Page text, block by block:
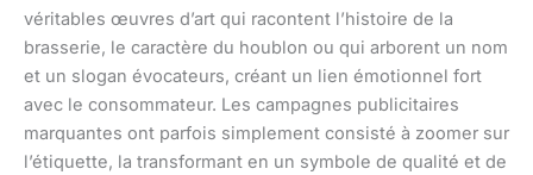
véritables œuvres d’art qui racontent l’histoire de la
brasserie, le caractère du houblon ou qui arborent un nom
et un slogan évocateurs, créant un lien émotionnel fort
avec le consommateur. Les campagnes publicitaires
marquantes ont parfois simplement consisté à zoomer sur
l’étiquette, la transformant en un symbole de qualité et de